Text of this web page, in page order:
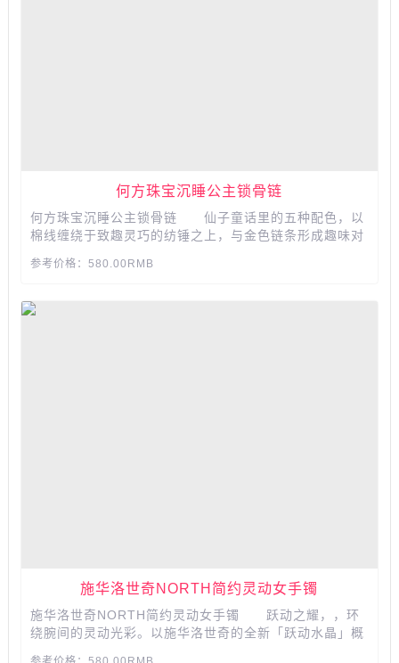
何方珠宝沉睡公主锁骨链
何方珠宝沉睡公主锁骨链 仙子童话里的五种配色，以
棉线缠绕于致趣灵巧的纺锤之上，与金色链条形成趣味对
参考价格：580.00RMB
​​​​​​​施华洛世奇NORTH简约灵动女手镯
施华洛世奇NORTH简约灵动女手镯 跃动之耀，，环
绕腕间的灵动光彩。以施华洛世奇的全新「跃动水晶」概